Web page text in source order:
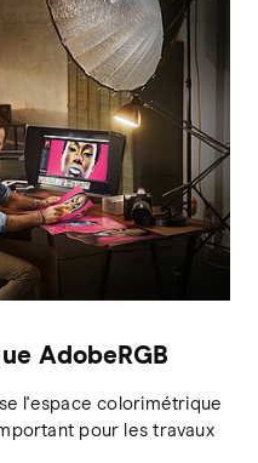
AdobeRGB
l'espace colorimétrique
pour les travaux